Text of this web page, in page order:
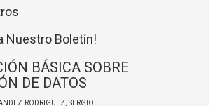
Nuestro Boletín!
BÁSICA SOBRE
DE DATOS
RODRIGUEZ, SERGIO